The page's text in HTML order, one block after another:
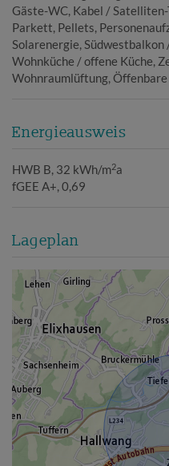
Gäste-WC Kabel /
Parkett Pellets
Solarenergie Südwestbalkon
Wohnküche / offene Küche
Wohnraumlüftung
Energieausweis
HWB B, 32 kWh/m2a
fGEE A+, 0,69
Lageplan